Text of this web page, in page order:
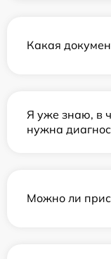
Какая
Я уже знаю, в
нужна
Можно ли